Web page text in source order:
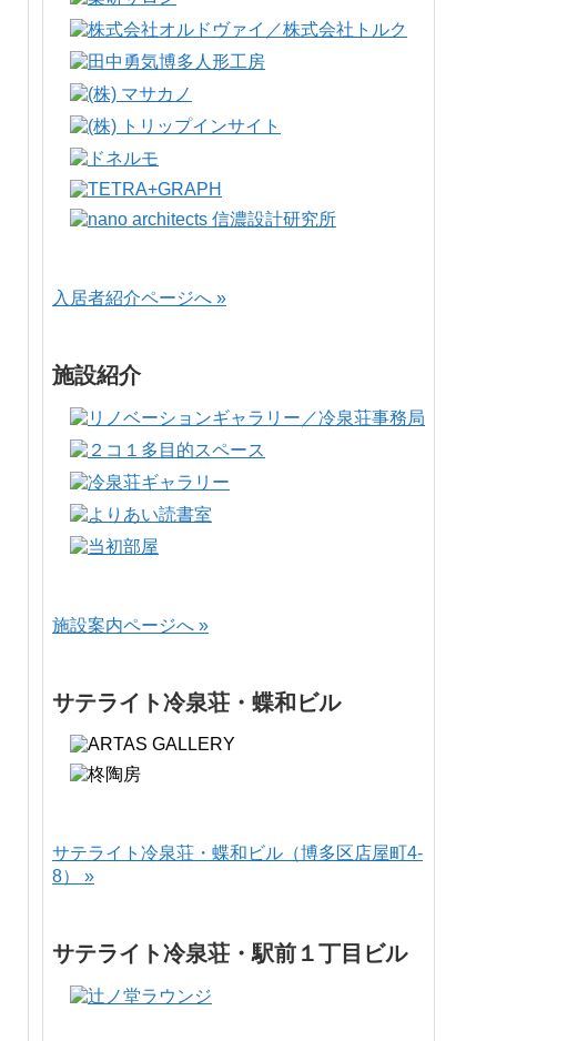
入居者紹介ページへ »
施設紹介
施設案内ページへ »
サテライト冷泉荘・蝶和ビル
サテライト冷泉荘・蝶和ビル（博多区店屋町4-
8） »
サテライト冷泉荘・駅前１丁目ビル